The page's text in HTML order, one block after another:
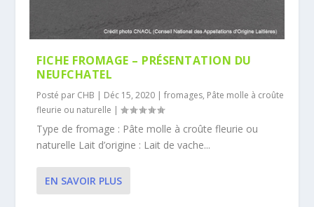
FICHE FROMAGE – PRÉSENTATION DU
NEUFCHATEL
Posté par CHB | Déc 15, 2020 |fromages, Pâte molle à croûte
fleurie ou naturelle |
Type de fromage : Pâte molle à croûte fleurie ou
naturelle Lait d’origine : Lait de vache...
EN SAVOIR PLUS